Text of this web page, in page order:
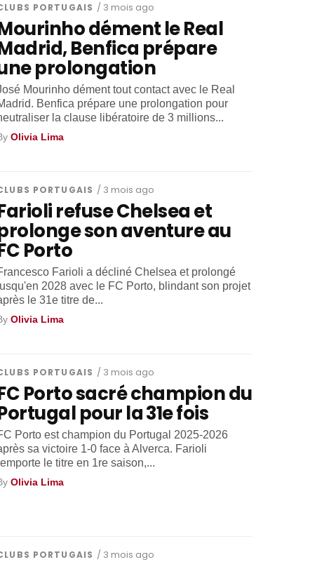
PORTUGAIS / 3 mois ago
dément le Real
Benfica prépare
prolongation
Mourinho dément tout contact avec le Real
Benfica prépare une prolongation pour
la clause libératoire de 3 millions...
Olivia Lima
PORTUGAIS / 3 mois ago
refuse Chelsea et
son aventure au
Porto
Farioli a décliné Chelsea et prolongé
2028 avec le FC Porto, blindant son projet
le 31e titre de...
Olivia Lima
PORTUGAIS / 3 mois ago
Porto sacré champion du
pour la 31e fois
Porto est champion du Portugal 2025-2026
sa victoire 1-0 face à Alverca. Farioli
le titre en 1re saison,...
Olivia Lima
PORTUGAIS / 3 mois ago